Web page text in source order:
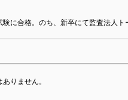
に合格。のち、新卒にて監査法人ト
りません。